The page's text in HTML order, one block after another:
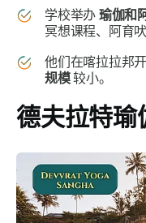
学校举办 瑜伽和
冥想课程、阿育
他们在喀拉拉邦
规模较小。
德夫拉特瑜